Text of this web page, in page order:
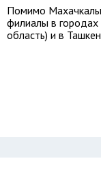
Помимо Махачкалы
филиалы в городах
область) и в